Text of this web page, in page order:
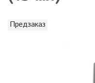
Предзаказ